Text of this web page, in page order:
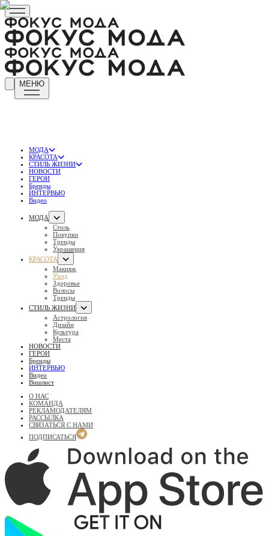
МЕНЮ
МОДА
КРАСОТА
СТИЛЬ ЖИЗНИ
НОВОСТИ
ГЕРОИ
Бренды
ИНТЕРВЬЮ
Видео
МОДА
Стиль
Покупки
Тренды
Украшения
КРАСОТА
Макияж
Уход
Здоровье
Волосы
Тренды
СТИЛЬ ЖИЗНИ
Астрология
Дизайн
Культура
Места
НОВОСТИ
ГЕРОИ
Бренды
ИНТЕРВЬЮ
Видео
Вишлист
О НАС
КОМАНДА
РЕКЛАМОДАТЕЛЯМ
РАССЫЛКА
СВЯЗАТЬСЯ С НАМИ
ПОДПИСАТЬСЯ